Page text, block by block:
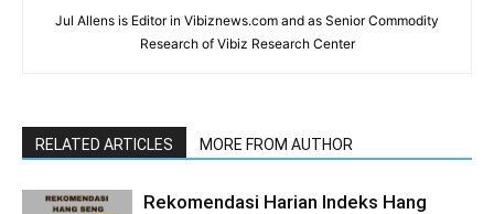
Jul Allens is Editor in Vibiznews.com and as Senior Commodity
Research of Vibiz Research Center
RELATED ARTICLES MORE FROM AUTHOR
Rekomendasi Harian Indeks Hang